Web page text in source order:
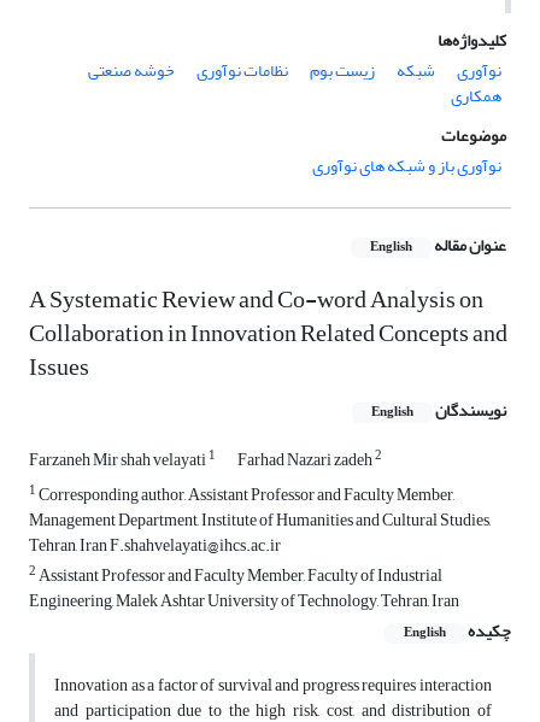
کلیدواژه‌ها
نوآوری
شبکه زیست بوم نظامات نوآوری خوشه صنعتی
همکاری
موضوعات
نوآوری باز و شبکه های نوآوری
عنوان مقاله English
A Systematic Review and Co-word Analysis on
Collaboration in Innovation Related Concepts and
Issues
نویسندگان English
Farzaneh Mir shah velayati1 Farhad Nazari zadeh2
1Corresponding author, Assistant Professor and Faculty Member,
Management Department, Institute of Humanities and Cultural Studies,
Tehran, Iran F.shahvelayati@ihcs.ac.ir
2Assistant Professor and Faculty Member, Faculty of Industrial
Engineering, Malek Ashtar University of Technology, Tehran, Iran
چکیده
English
Innovation as a factor of survival and progress requires interaction
and participation due to the high risk, cost, and distribution of